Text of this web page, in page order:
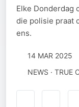
Elke Donderdag
die polisie praat
ens.
14 MAR 2025
NEWS · TRUE